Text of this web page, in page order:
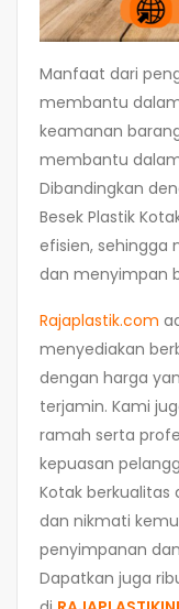
Manfaat dari
membantu
keamanan
membantu
Dibandingkan
Besek Plastik
efisien, sehingga
dan menyimpan
Rajaplastik.com
menyediakan
dengan harga
terjamin. Kami
ramah serta
kepuasan
Kotak berkualitas
dan nikmati
penyimpanan
Dapatkan juga